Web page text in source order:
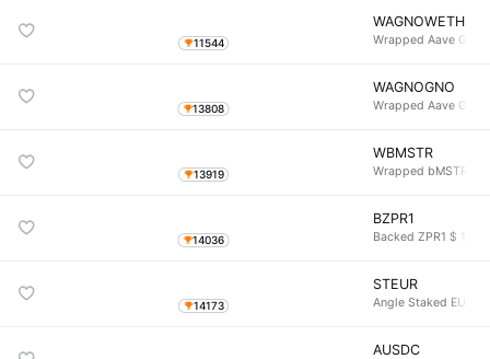
11544
WAGNOWETH
Wrapped Aave
13808
WAGNOGNO
Wrapped Aave
13919
WBMSTR
Wrapped bMSTR
14036
BZPR1
Backed ZPR1 $ 1-3
14173
STEUR
Angle Staked EURA
AUSDC